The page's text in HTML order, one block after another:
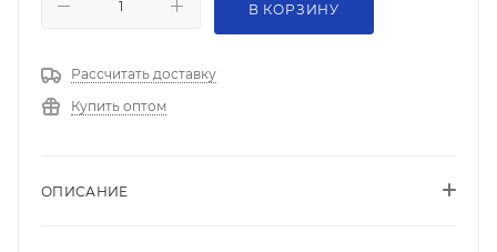
В КОРЗИНУ
Рассчитать доставку
Купить оптом
ОПИСАНИЕ